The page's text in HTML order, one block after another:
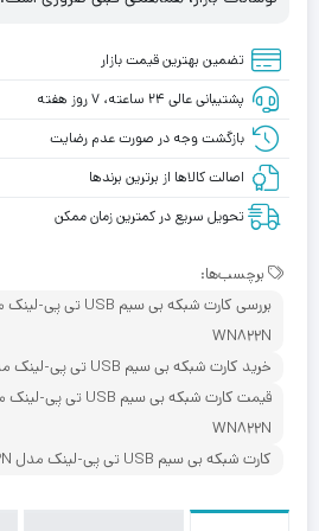
تضمین بهترین قیمت بازار
پشتیبانی عالی ۲۴ ساعته، ۷ روز هفته
بازگشت وجه در صورت عدم رضایت
اصالت کالاها از برترین برندها
تحویل سریع در کمترین زمان ممکن
برچسب‌ها:
WN822N
خرید کارت شبکه بی سیم USB تی پی-لینک مدل TP-LINK TL-WN822N
WN822N
کارت شبکه بی سیم USB تی پی-لینک مدل TP-LINK TL-WN822N